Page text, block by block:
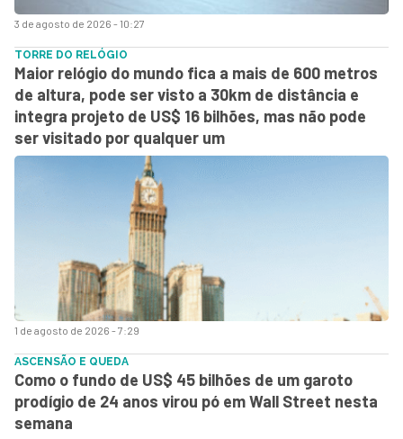
3 de agosto de 2026 - 10:27
1 de agosto de 2026 - 7:29
TORRE DO RELÓGIO
Maior relógio do mundo fica a mais de 600 metros
de altura, pode ser visto a 30km de distância e
integra projeto de US$ 16 bilhões, mas não pode
ser visitado por qualquer um
ASCENSÃO E QUEDA
Como o fundo de US$ 45 bilhões de um garoto
prodígio de 24 anos virou pó em Wall Street nesta
semana